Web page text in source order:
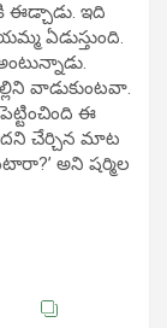
ఈడ్చాడు. ఇది
ఏడుస్తుంది.
వాడుకుంటవా.
ఈ
చేర్చిన మాట
అని షర్మిల